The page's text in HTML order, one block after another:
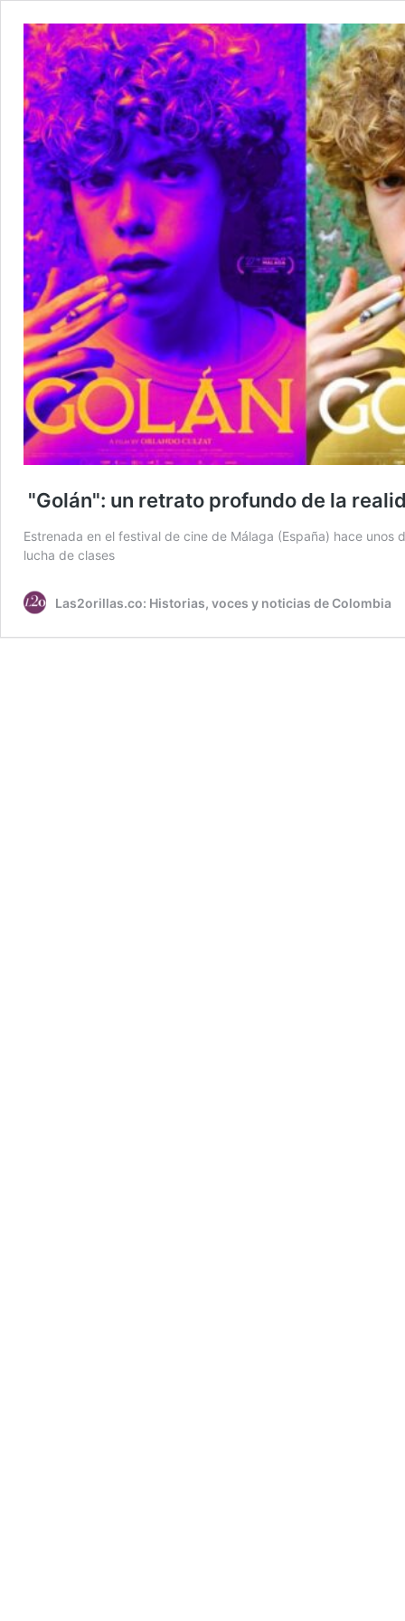
"Golán": un retrato profundo de la
Estrenada en el festival de cine de Málaga (España) hace
lucha de clases
Las2orillas.co: Historias, voces y noticias de Colombia